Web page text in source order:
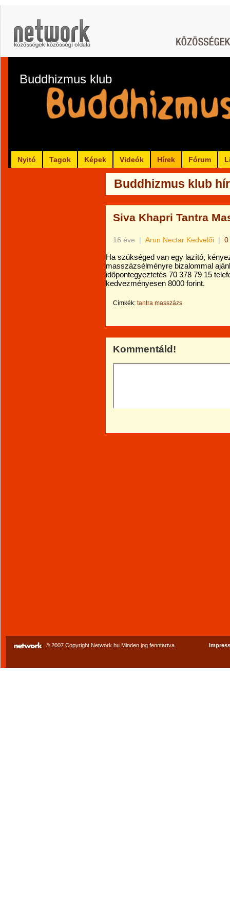
Buddhizmus klub
Nyitó Tagok Képek Videók Hírek Fórum
Buddhizmus klub
Siva Khapri Tantra
16 éve | Arun Nectar Kedvelői | 0
Ha szükséged van egy lazító,
masszázsélményre bizalommal
időpontegyeztetés 70 378 79 15
kedvezményesen 8000 forint.
Címkék: tantra masszázs
Kommentáld!
© 2007 Copyright Network.hu Minden jog fenntartva.